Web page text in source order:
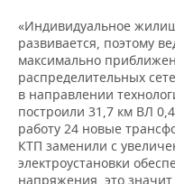
«Индивидуальное
развивается, поэтому
максимально
распределительных
в направлении
построили 31,7 км ВЛ
работу 24 новые
КТП заменили с
электроустановки
напряжения, это